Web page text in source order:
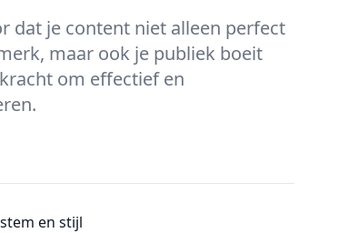
dat je content niet alleen perfect
maar ook je publiek boeit
om effectief en
en stijl